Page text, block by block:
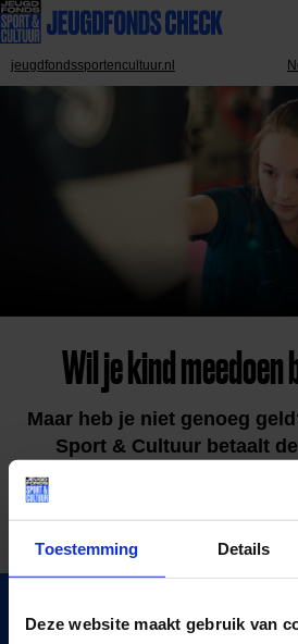
Toestemming Details
Deze website maakt gebruik van
jeugdfondssportencultuur.nl
Wil je kind meedoen
Maar heb je niet genoeg
Sport & Cultuur betaalt
VUL JE POSTCODE IN EN